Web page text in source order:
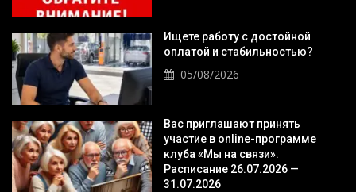
Ищете работу с достойной
оплатой и стабильностью?
05/08/2026
Вас приглашают принять
участие в online-программе
клуба «Мы на связи».
Расписание 26.07.2026 —
31.07.2026